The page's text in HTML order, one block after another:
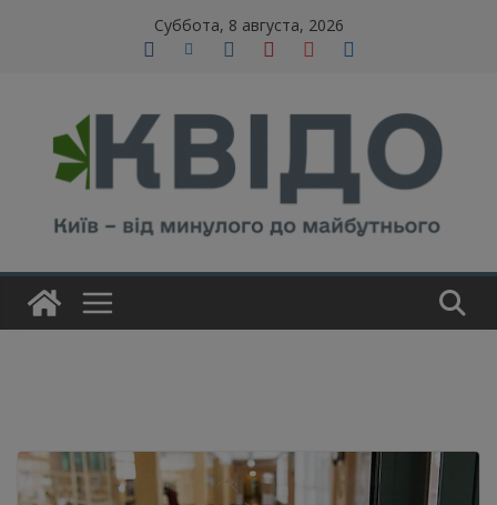
Суббота, 8 августа, 2026
modal-check